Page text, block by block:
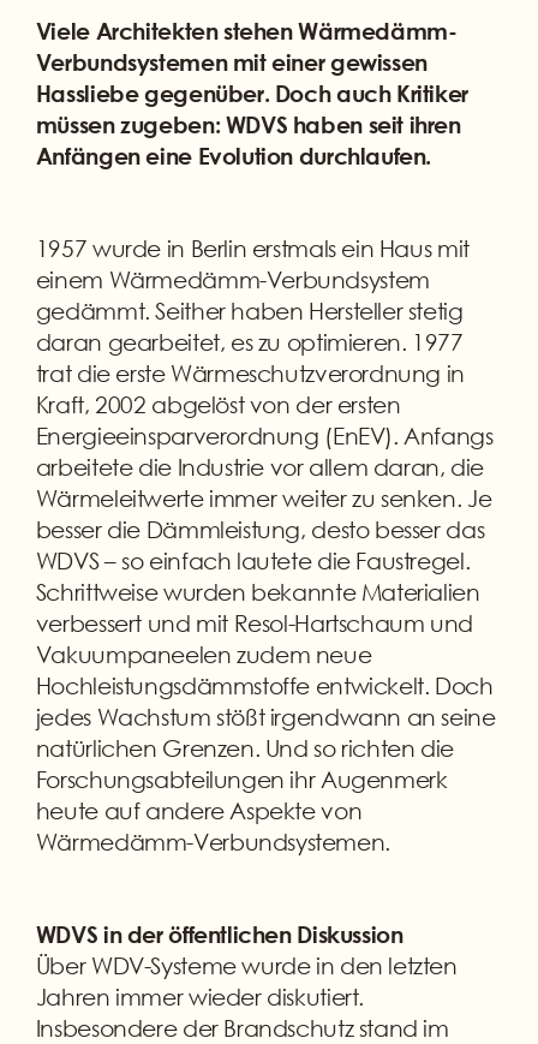
Viele Architekten stehen Wärmedämm-
Verbundsystemen mit einer gewissen
Hassliebe gegenüber. Doch auch Kritiker
müssen zugeben: WDVS haben seit ihren
Anfängen eine Evolution durchlaufen.
1957 wurde in Berlin erstmals ein Haus mit
einem Wärmedämm-Verbundsystem
gedämmt. Seither haben Hersteller stetig
daran gearbeitet, es zu optimieren. 1977
trat die erste Wärmeschutzverordnung in
Kraft, 2002 abgelöst von der ersten
Energieeinsparverordnung (EnEV). Anfangs
arbeitete die Industrie vor allem daran, die
Wärmeleitwerte immer weiter zu senken. Je
besser die Dämmleistung, desto besser das
WDVS – so einfach lautete die Faustregel.
Schrittweise wurden bekannte Materialien
verbessert und mit Resol-Hartschaum und
Vakuumpaneelen zudem neue
Hochleistungsdämmstoffe entwickelt. Doch
jedes Wachstum stößt irgendwann an seine
natürlichen Grenzen. Und so richten die
Forschungsabteilungen ihr Augenmerk
heute auf andere Aspekte von
Wärmedämm-Verbundsystemen.
WDVS in der öffentlichen Diskussion
Über WDV-Systeme wurde in den letzten
Jahren immer wieder diskutiert.
Insbesondere der Brandschutz stand im